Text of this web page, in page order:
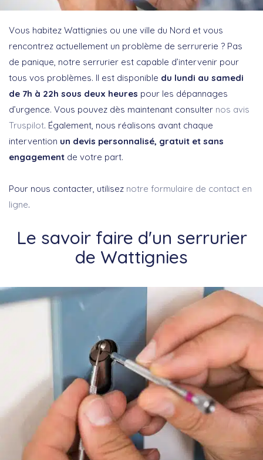
Vous habitez Wattignies ou une ville du Nord et vous
rencontrez actuellement un problème de serrurerie ? Pas
de panique, notre serrurier est capable d’intervenir pour
tous vos problèmes. Il est disponible du lundi au samedi
de 7h à 22h sous deux heures pour les dépannages
d’urgence. Vous pouvez dès maintenant consulter nos avis
Truspilot. Également, nous réalisons avant chaque
intervention un devis personnalisé, gratuit et sans
engagement de votre part.
Pour nous contacter, utilisez notre formulaire de contact en
ligne.
Le savoir faire d'un serrurier
de Wattignies